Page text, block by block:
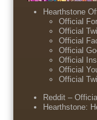
Hearthstone
Official
Official
Official
Official
Official
Official
Official
Reddit –
Hearthstone: